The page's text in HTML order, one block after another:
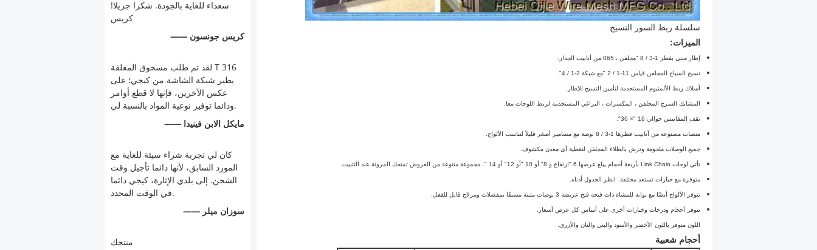
سعداء للغاية بالجودة. شكرا جزيلا!
كريس
—— كريس جونسون
لقد تم طلب مسحوق المغلفة T 316
يطير شبكة الشاشة من كيجي؛ على
عكس الآخرين، فإنها لا قطع أوامر
ودائما توفير نوعية المواد بالنسبة لي.
—— مايكل الابن فينيدا
كان لي تجربة شراء سيئة للغاية مع
المورد السابق، لأنها دائما تأجيل وقت
الشحن. إلى بلدي الإثارة، كيجي دائما
في الوقت المحدد.
—— سوزان ميلر
منتجك
سلسلة ربط السور النسيج
الميزات:
إطار مبني بقطر 1-3 / 8 "مجلفن ، 065 من أنابيب الجدار.
نسيج السياج المجلفن قياس 11-1 / 2 "مع شبكة 2-1 / 4".
أسلاك ربط الألمنيوم المستخدمة لتأمين النسيج للإطار.
المشابك السرج المجلفن ، المكسرات ، البراغي المستخدمة لربط اللوحات معا.
تقف المقاييس حوالي 16 "× 36".
منصات مصنوعة من أنابيب قطرها 1-3 / 8 بوصة مع مسامير أصغر قليلاً لتناسب الألواح.
جميع الوصلات ملحومة وترش بالطلاء المجلفن لتغطية أي معدن مكشوف.
تأتي لوحات Link Chain بأربعة أحجام يبلغ عرضها 6 "ارتفاع و 8" أو 10 "أو 12" أو 14 ". مجموعة متنوعة من العروض تمنحك المرونة عند التثبيت.
متوفرة مع خيارات تستعد مختلفة. انظر الجدول أدناه.
تتوفر الألواح أيضًا مع بوابة للمشاة ذات فتحة فتح عريضة 3 بوصات مثبتة مسبقًا بمفصلات ومزلاج قابل للقفل.
تتوفر أحجام ودرجات وخيارات أخرى على أساس كل عرض أسعار.
اللون متوفر باللون الأخضر والأسود والبني والتان والأزرق.
أحجام شعبية